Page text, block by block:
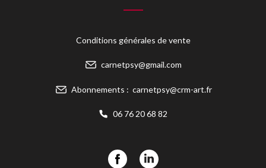
Conditions générales de vente
carnetpsy@gmail.com
Abonnements : carnetpsy@crm-art.fr
06 76 20 68 82